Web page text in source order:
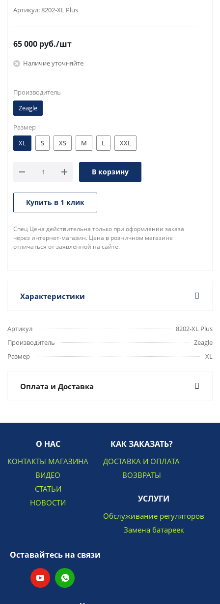
Артикул:8202-XL Plus
65 000 руб./шт
Наличие уточняйте
Производитель
Zeagle
Размер
XL
S XS M L XXL
В корзину
Купить в 1 клик
Спец Цена действительна только при оформлении заказа
через интернет-магазин. Цена в розничном магазине
отличаться от заявленной на сайте.
Характеристики
Артикул
8202-XL Plus
Производитель
Zeagle
Размер
XL
Оплата и Доставка
О НАС
КОНТАКТЫ МАГАЗИНА
ВИДЕО
СТАТЬИ
НОВОСТИ
КАК ЗАКАЗАТЬ?
ДОСТАВКА И ОПЛАТА
ВОЗВРАТЫ
УСЛУГИ
Обслуживание регуляторов
Замена батареек
Оставайтесь на связи